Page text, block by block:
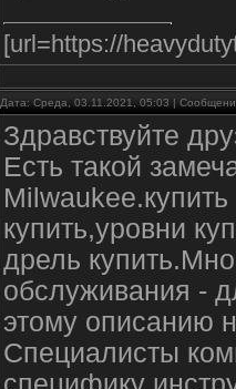
[url=https://
Дата: Среда, 03.11.2021, 05:03 |
Здравствуйте
Есть такой
купить,уровни
дрель
обслуживания -
этому описанию
Специалисты